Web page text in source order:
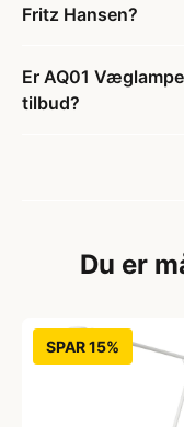
Fritz Hansen?
Er AQ01
tilbud?
Du er
SPAR 15%